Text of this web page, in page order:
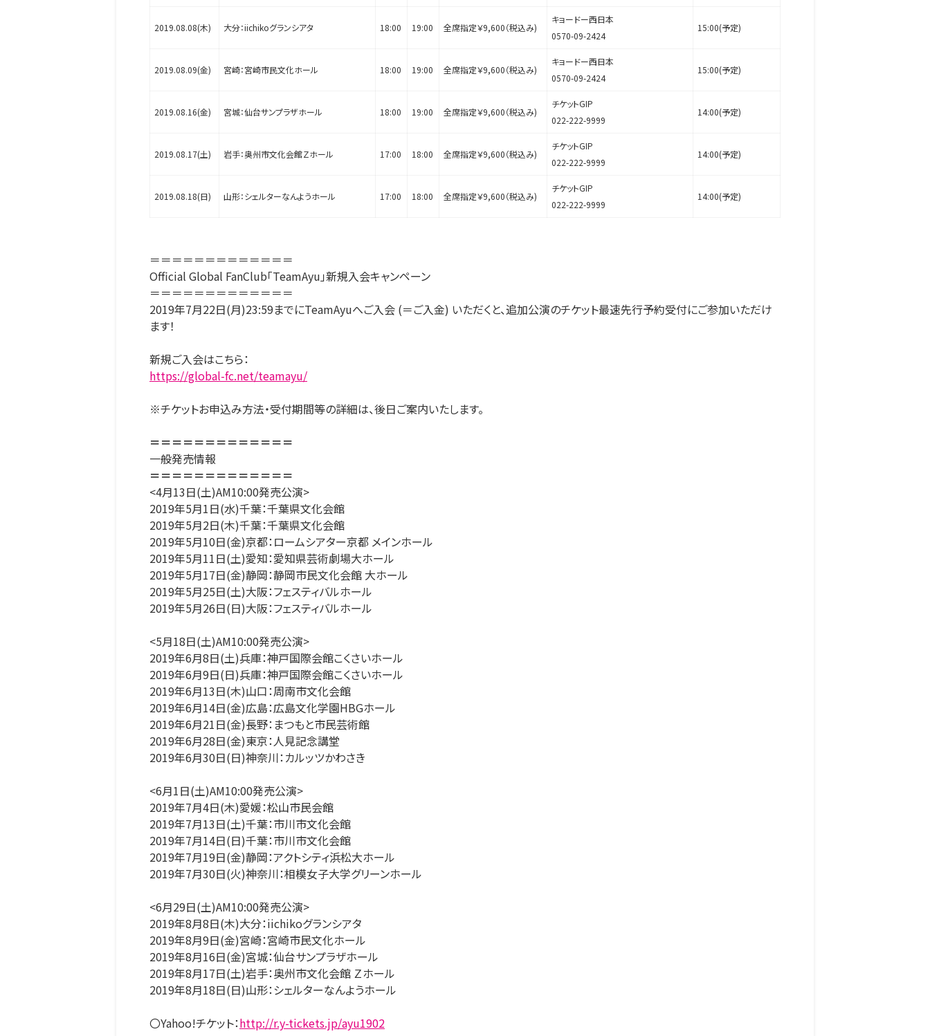
2019.08.08(木) 大分：iichikoグランシアタ 18:00 19:00 全席指定￥9,600（税込み)
キョードー西日本
0570-09-2424
15:00(予定)
2019.08.09(金) 宮崎：宮崎市民文化ホール 18:00 19:00 全席指定￥9,600（税込み)
キョードー西日本
0570-09-2424
15:00(予定)
2019.08.16(金) 宮城：仙台サンプラザホール 18:00 19:00 全席指定￥9,600（税込み)
チケットGIP
022-222-9999
14:00(予定)
2019.08.17(土) 岩手：奥州市文化会館Ｚホール 17:00 18:00 全席指定￥9,600（税込み)
チケットGIP
022-222-9999
14:00(予定)
2019.08.18(日) 山形：シェルターなんようホール 17:00 18:00 全席指定￥9,600（税込み)
チケットGIP
022-222-9999
14:00(予定)
＝＝＝＝＝＝＝＝＝＝＝＝＝
Official Global FanClub「TeamAyu」新規入会キャンペーン
＝＝＝＝＝＝＝＝＝＝＝＝＝
2019年7月22日(月)23:59までにTeamAyuへご入会 (＝ご入金) いただくと、追加公演のチケット最速先行予約受付にご参加いただけ
ます！
新規ご入会はこちら：
https://global-fc.net/teamayu/
※チケットお申込み方法・受付期間等の詳細は、後日ご案内いたします。
＝＝＝＝＝＝＝＝＝＝＝＝＝
一般発売情報
＝＝＝＝＝＝＝＝＝＝＝＝＝
<4月13日(土)AM10:00発売公演>
2019年5月1日(水)千葉：千葉県文化会館
2019年5月2日(木)千葉：千葉県文化会館
2019年5月10日(金)京都：ロームシアター京都 メインホール
2019年5月11日(土)愛知：愛知県芸術劇場大ホール
2019年5月17日(金)静岡：静岡市民文化会館 大ホール
2019年5月25日(土)大阪：フェスティバルホール
2019年5月26日(日)大阪：フェスティバルホール
<5月18日(土)AM10:00発売公演>
2019年6月8日(土)兵庫：神戸国際会館こくさいホール
2019年6月9日(日)兵庫：神戸国際会館こくさいホール
2019年6月13日(木)山口：周南市文化会館
2019年6月14日(金)広島：広島文化学園HBGホール
2019年6月21日(金)長野：まつもと市民芸術館
2019年6月28日(金)東京：人見記念講堂
2019年6月30日(日)神奈川：カルッツかわさき
<6月1日(土)AM10:00発売公演>
2019年7月4日(木)愛媛：松山市民会館
2019年7月13日(土)千葉：市川市文化会館
2019年7月14日(日)千葉：市川市文化会館
2019年7月19日(金)静岡：アクトシティ浜松大ホール
2019年7月30日(火)神奈川：相模女子大学グリーンホール
<6月29日(土)AM10:00発売公演>
2019年8月8日(木)大分：iichikoグランシアタ
2019年8月9日(金)宮崎：宮崎市民文化ホール
2019年8月16日(金)宮城：仙台サンプラザホール
2019年8月17日(土)岩手：奥州市文化会館 Ｚホール
2019年8月18日(日)山形：シェルターなんようホール
〇Yahoo!チケット：http://r.y-tickets.jp/ayu1902